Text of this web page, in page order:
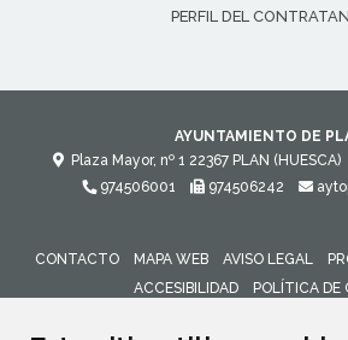
PERFIL DEL
AYUNTAMIENTO DE
Plaza Mayor, nº 1 22367 PLAN (HUESCA)
974506001
974506242
CONTACTO MAPA WEB AVISO LEGAL
ACCESIBILIDAD
POLÍTICA DE